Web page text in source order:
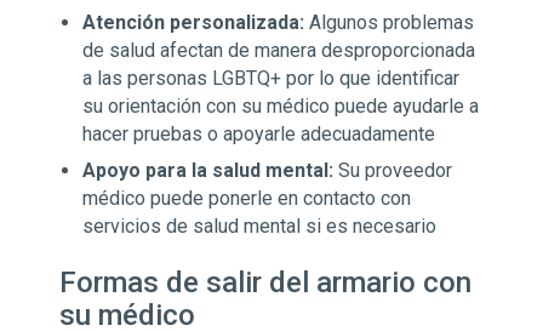
Atención personalizada: Algunos problemas
de salud afectan de manera desproporcionada
a las personas LGBTQ+ por lo que identificar
su orientación con su médico puede ayudarle a
hacer pruebas o apoyarle adecuadamente
Apoyo para la salud mental: Su proveedor
médico puede ponerle en contacto con
servicios de salud mental si es necesario
Formas de salir del armario con
su médico